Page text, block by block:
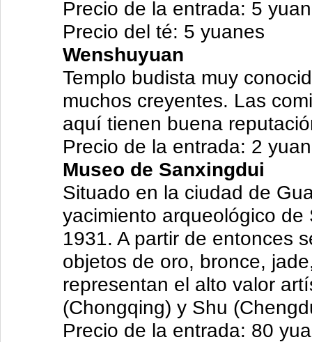
Precio de la entrada: 5
Precio del té: 5 yuanes
Wenshuyuan
Templo budista muy
muchos creyentes. Las
aquí tienen buena
Precio de la entrada: 2
Museo de Sanxingdui
Situado en la ciudad de
yacimiento arqueológico
1931. A partir de entonces
objetos de oro, bronce,
representan el alto valor
(Chongqing) y Shu
Precio de la entrada: 80